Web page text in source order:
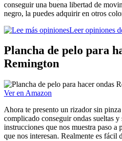
conseguir una buena libertad de
negro, la puedes adquirir en otros
Leer opiniones
Plancha de pelo para
Remington
Ver en Amazon
Ahora te presento un rizador sin
complicado conseguir ondas sueltas
instrucciones que nos muestra paso a
que nos interesan. Realmente es fácil